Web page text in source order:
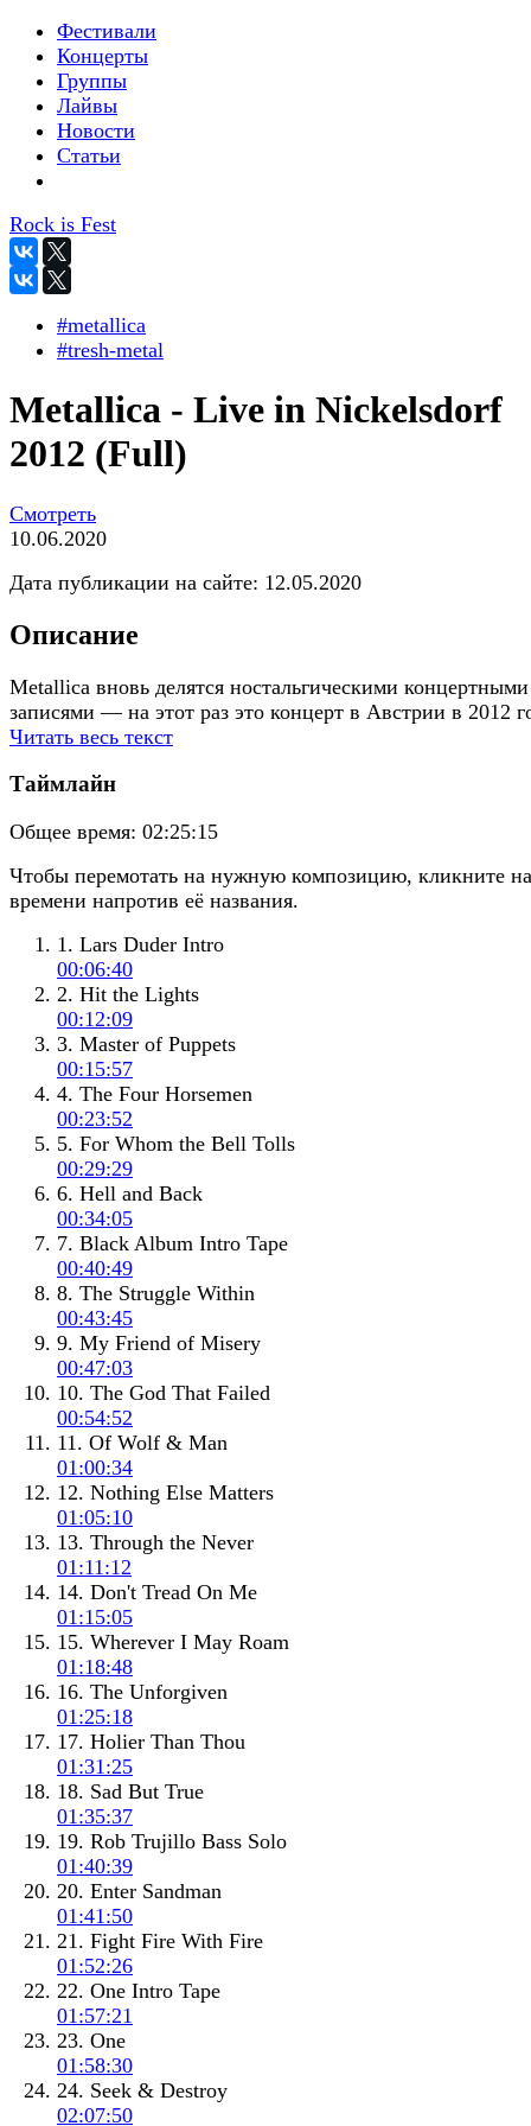
Фестивали
Концерты
Группы
Лайвы
Новости
Статьи
Rock is Fest
#metallica
#tresh-metal
Metallica - Live in Nickelsdorf
2012 (Full)
Смотреть
10.06.2020
Дата публикации на сайте: 12.05.2020
Описание
Metallica вновь делятся ностальгическими концертными
записями — на этот раз это концерт в Австрии в 2012
Читать весь текст
Таймлайн
Общее время: 02:25:15
Чтобы перемотать на нужную композицию, кликните на
времени напротив её названия.
1. Lars Duder Intro
00:06:40
2. Hit the Lights
00:12:09
3. Master of Puppets
00:15:57
4. The Four Horsemen
00:23:52
5. For Whom the Bell Tolls
00:29:29
6. Hell and Back
00:34:05
7. Black Album Intro Tape
00:40:49
8. The Struggle Within
00:43:45
9. My Friend of Misery
00:47:03
10. The God That Failed
00:54:52
11. Of Wolf & Man
01:00:34
12. Nothing Else Matters
01:05:10
13. Through the Never
01:11:12
14. Don't Tread On Me
01:15:05
15. Wherever I May Roam
01:18:48
16. The Unforgiven
01:25:18
17. Holier Than Thou
01:31:25
18. Sad But True
01:35:37
19. Rob Trujillo Bass Solo
01:40:39
20. Enter Sandman
01:41:50
21. Fight Fire With Fire
01:52:26
22. One Intro Tape
01:57:21
23. One
01:58:30
24. Seek & Destroy
02:07:50